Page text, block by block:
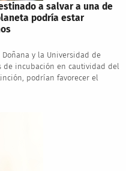
a salvar a una de
podría estar
y la Universidad de
de incubación en cautividad del
podrían favorecer el